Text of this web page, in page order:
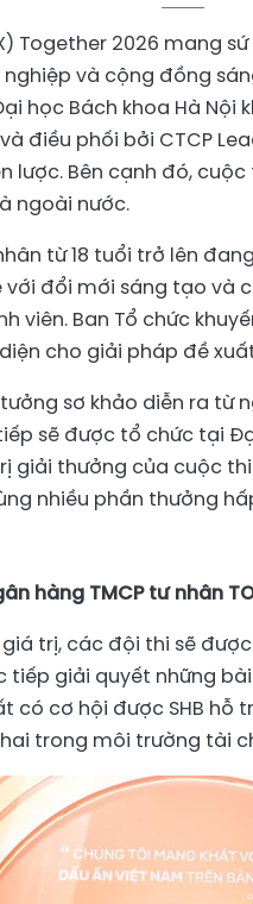
Together 2026 mang
và cộng đồng
học Bách khoa Hà
điều phối bởi CTCP
lược. Bên cạnh đó,
ngoài nước.
từ 18 tuổi trở lên
đổi mới sáng tạo và
viên. Ban Tổ chức
cho giải pháp đề
sơ khảo diễn ra từ
sẽ được tổ chức tại
giải thưởng của cuộc
nhiều phần thưởng
hàng TMCP tư nhân
trị, các đội thi sẽ
tiếp giải quyết những
có cơ hội được SHB hỗ
trong môi trường tài